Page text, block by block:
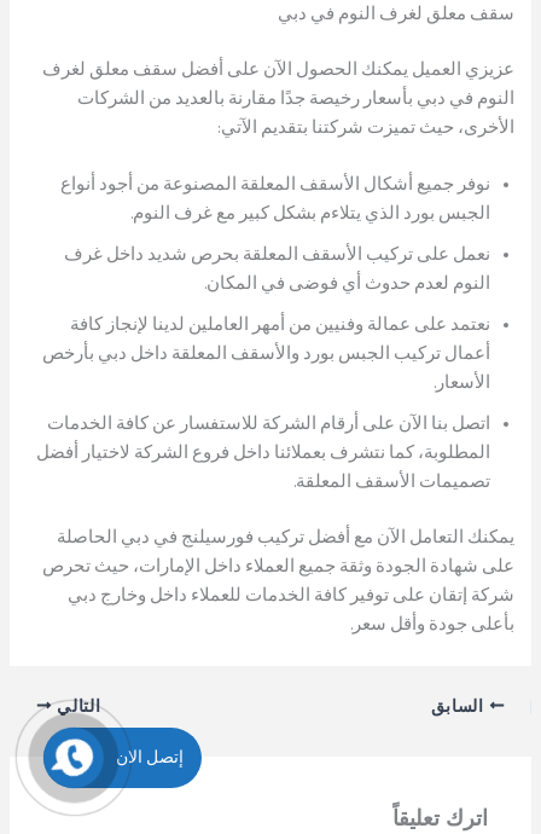
سقف معلق لغرف النوم في دبي
عزيزي العميل يمكنك الحصول الآن على أفضل سقف معلق لغرف
النوم في دبي بأسعار رخيصة جدًا مقارنة بالعديد من الشركات
الأخرى، حيث تميزت شركتنا بتقديم الآتي:
نوفر جميع أشكال الأسقف المعلقة المصنوعة من أجود أنواع
الجبس بورد الذي يتلاءم بشكل كبير مع غرف النوم.
نعمل على تركيب الأسقف المعلقة بحرص شديد داخل غرف
النوم لعدم حدوث أي فوضى في المكان.
نعتمد على عمالة وفنيين من أمهر العاملين لدينا لإنجاز كافة
أعمال تركيب الجبس بورد والأسقف المعلقة داخل دبي بأرخص
الأسعار.
اتصل بنا الآن على أرقام الشركة للاستفسار عن كافة الخدمات
المطلوبة، كما نتشرف بعملائنا داخل فروع الشركة لاختيار أفضل
تصميمات الأسقف المعلقة.
يمكنك التعامل الآن مع أفضل تركيب فورسيلنج في دبي الحاصلة
على شهادة الجودة وثقة جميع العملاء داخل الإمارات، حيث تحرص
شركة إتقان على توفير كافة الخدمات للعملاء داخل وخارج دبي
بأعلى جودة وأقل سعر.
السابق التالي
اترك تعليقاً
إتصل الان